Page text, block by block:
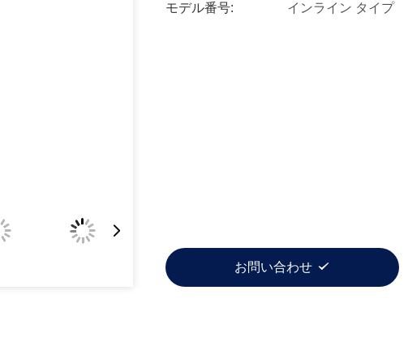
モデル番号: インライン タイプ
お問い合わせ